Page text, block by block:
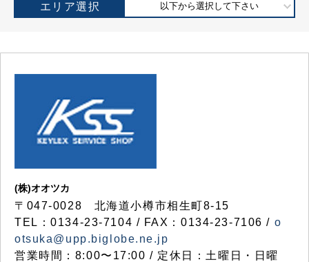
エリア選択 以下から選択して下さい
(株)オオツカ
〒047-0028 北海道小樽市相生町8-15
TEL：0134-23-7104 / FAX：0134-23-7106 / o
otsuka@upp.biglobe.ne.jp
営業時間：8:00〜17:00 / 定休日：土曜日・日曜